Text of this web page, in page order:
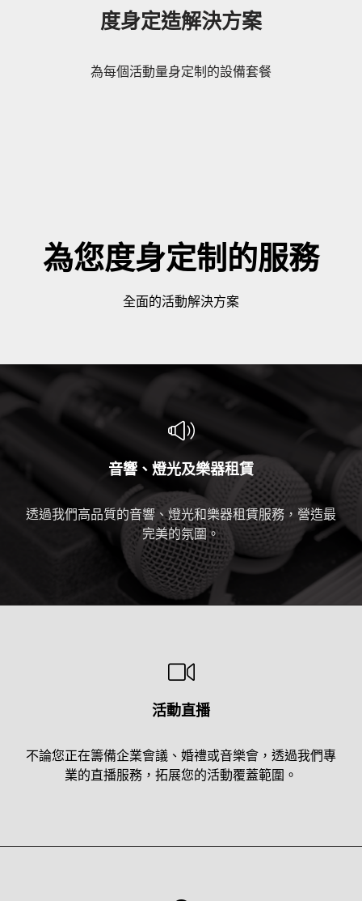
度身定造解決方案
為每個活動量身定制的設備套餐
為您度身定制的服務
全面的活動解決方案
音響、燈光及樂器租賃
透過我們高品質的音響、燈光和樂器租賃服務，營造最
完美的氛圍。
活動直播
不論您正在籌備企業會議、婚禮或音樂會，透過我們專
業的直播服務，拓展您的活動覆蓋範圍。